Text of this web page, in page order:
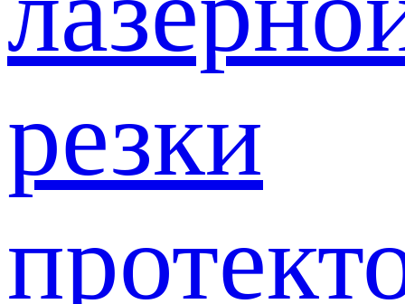
резки